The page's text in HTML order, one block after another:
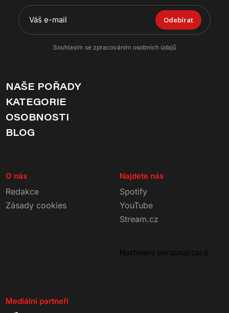
Odebírat
Souhlasím se zpracováním osobních údajů
NAŠE POŘADY
KATEGORIE
OSOBNOSTI
BLOG
O nás
Redakce
Zásady cookies
Najdete nás
Spotify
YouTube
Stream.cz
Nastavení personalizace
Mediální partneři